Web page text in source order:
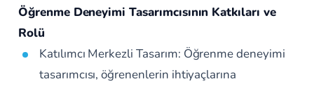
Öğrenme Deneyimi Tasarımcısının Katkıları ve
Rolü
Katılımcı Merkezli Tasarım: Öğrenme deneyimi
tasarımcısı, öğrenenlerin ihtiyaçlarına